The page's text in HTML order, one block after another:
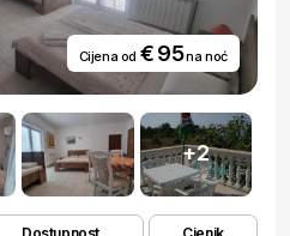
Cijena od € 95na noć
+2